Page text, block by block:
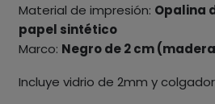
Material de impresión: Opalina
papel sintético
Marco: Negro de 2 cm
Incluye vidrio de 2mm y